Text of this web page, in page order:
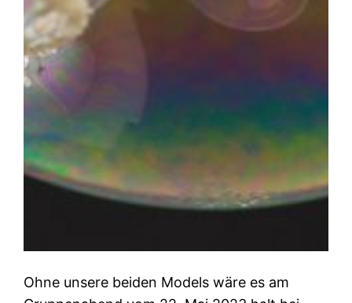
Ohne unsere beiden Models wäre es am